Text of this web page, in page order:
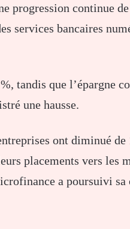
progression continue
services bancaires
tandis que l’épargne
une hausse.
ont diminué de
placements vers les
a poursuivi sa